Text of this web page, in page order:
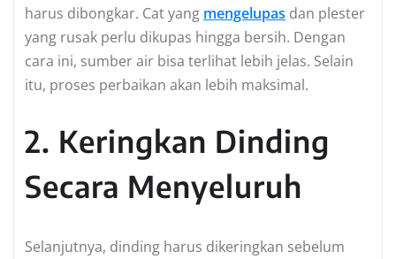
harus dibongkar. Cat yang mengelupas dan plester
yang rusak perlu dikupas hingga bersih. Dengan
cara ini, sumber air bisa terlihat lebih jelas. Selain
itu, proses perbaikan akan lebih maksimal.
2. Keringkan Dinding
Secara Menyeluruh
Selanjutnya, dinding harus dikeringkan sebelum